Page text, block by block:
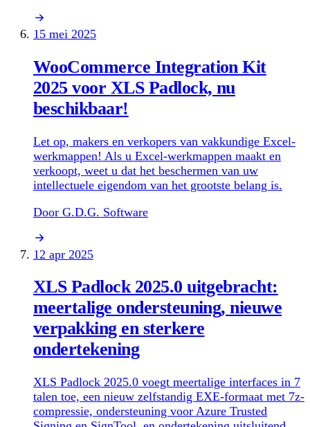
15 mei 2025
WooCommerce Integration Kit
2025 voor XLS Padlock, nu
beschikbaar!
Let op, makers en verkopers van vakkundige Excel-
werkmappen! Als u Excel-werkmappen maakt en
verkoopt, weet u dat het beschermen van uw
intellectuele eigendom van het grootste belang is.
Door G.D.G. Software
12 apr 2025
XLS Padlock 2025.0 uitgebracht:
meertalige ondersteuning, nieuwe
verpakking en sterkere
ondertekening
XLS Padlock 2025.0 voegt meertalige interfaces in 7
talen toe, een nieuw zelfstandig EXE-formaat met 7z-
compressie, ondersteuning voor Azure Trusted